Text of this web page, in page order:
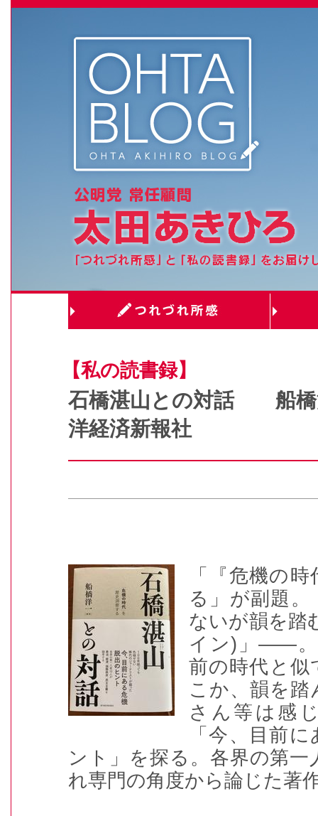
【私の読書録】
石橋湛山との対話 船
洋経済新報社
「『危機の
る」が副題
ないが韻を踏
イン) 」――
前の時代と似
こか、韻を
さん等は感
「今、目前
ント」を探る。各界の第一
れ専門の角度から論じた著